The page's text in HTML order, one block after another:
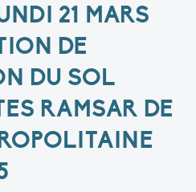
21 MARS
DE
DU SOL
RAMSAR DE